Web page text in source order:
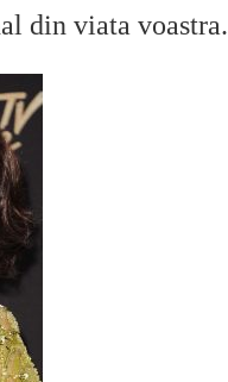
din viata voastra.